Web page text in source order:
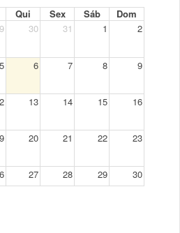
Qui Sex Sáb
Dom
30 31 1 2
5 6 7 8 9
13 14 15 16
20 21 22 23
27 28 29 30